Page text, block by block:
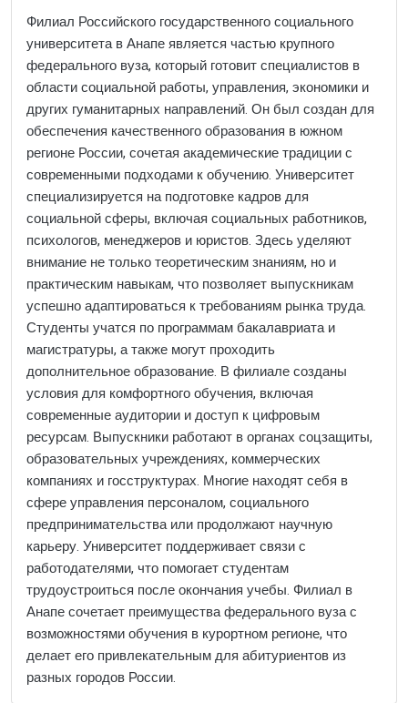
Филиал Российского государственного социального
университета в Анапе является частью крупного
федерального вуза, который готовит специалистов в
области социальной работы, управления, экономики и
других гуманитарных направлений. Он был создан для
обеспечения качественного образования в южном
регионе России, сочетая академические традиции с
современными подходами к обучению. Университет
специализируется на подготовке кадров для
социальной сферы, включая социальных работников,
психологов, менеджеров и юристов. Здесь уделяют
внимание не только теоретическим знаниям, но и
практическим навыкам, что позволяет выпускникам
успешно адаптироваться к требованиям рынка труда.
Студенты учатся по программам бакалавриата и
магистратуры, а также могут проходить
дополнительное образование. В филиале созданы
условия для комфортного обучения, включая
современные аудитории и доступ к цифровым
ресурсам. Выпускники работают в органах соцзащиты,
образовательных учреждениях, коммерческих
компаниях и госструктурах. Многие находят себя в
сфере управления персоналом, социального
предпринимательства или продолжают научную
карьеру. Университет поддерживает связи с
работодателями, что помогает студентам
трудоустроиться после окончания учебы. Филиал в
Анапе сочетает преимущества федерального вуза с
возможностями обучения в курортном регионе, что
делает его привлекательным для абитуриентов из
разных городов России.